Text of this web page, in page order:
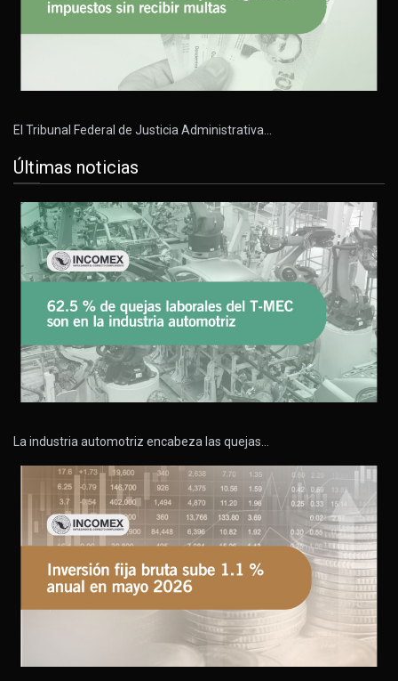
El Tribunal Federal de Justicia Administrativa…
Últimas noticias
La industria automotriz encabeza las quejas…